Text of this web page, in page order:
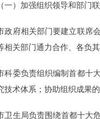
）加强组织领导和部门联
相关部门要建立联席会
相关部门通力合作、各负
负责组织编制首都十大
技术体系；协助组织成果的
局负责围绕首都十大危